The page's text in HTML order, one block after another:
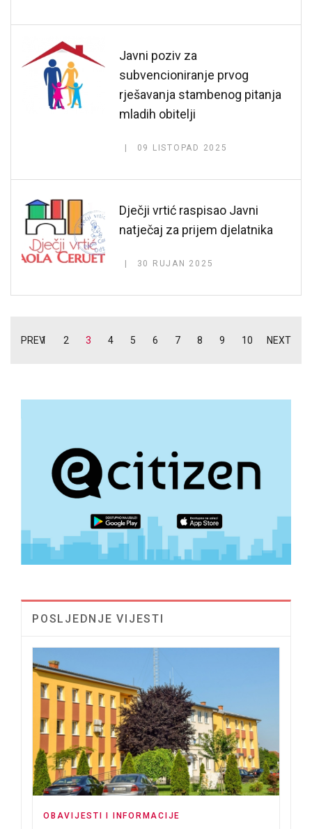
Javni poziv za
subvencioniranje prvog
rješavanja stambenog pitanja
mladih obitelji
09 LISTOPAD 2025
Dječji vrtić raspisao Javni
natječaj za prijem djelatnika
30 RUJAN 2025
PREV
1 2 3 4 5 6 7 8 9 10 NEXT
POSLJEDNJE VIJESTI
OBAVIJESTI I INFORMACIJE